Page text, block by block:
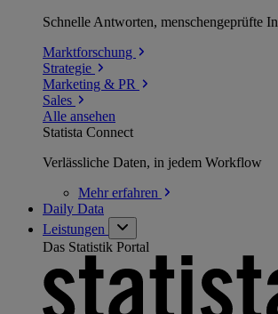
Schnelle Antworten, menschengeprüfte
Marktforschung
Strategie
Marketing & PR
Sales
Alle ansehen
Statista Connect
Verlässliche Daten, in jedem Workflow
Mehrerfahren
Daily Data
Leistungen
Das Statistik Portal